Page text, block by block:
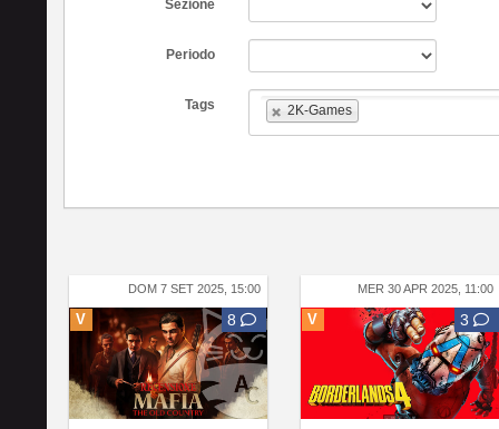
Sezione
Periodo
Tags 2K-Games
DOM 7 SET 2025, 15:00
V 8
MER 30 APR 2025, 11:00
V 3